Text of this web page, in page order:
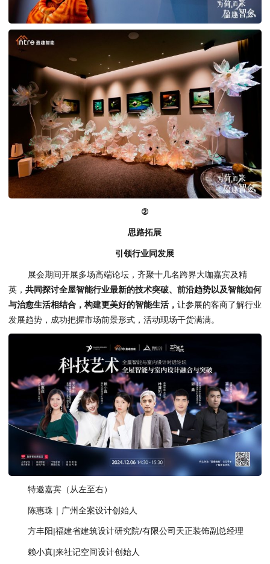
②
思路拓展
引领行业同发展
展会期间开展多场高端论坛，齐聚十几名跨界大咖嘉宾及精
英， 共同探讨全屋智能行业最新的技术突破、前沿趋势以及智能如何
与治愈生活相结合，构建更美好的智能生活， 让参展的客商了解行业
发展趋势，成功把握市场前景形式，活动现场干货满满。
特邀嘉宾（从左至右）
陈惠珠｜广州全案设计创始人
方丰阳|福建省建筑设计研究院/有限公司天正装饰副总经理
赖小真|来社记空间设计创始人